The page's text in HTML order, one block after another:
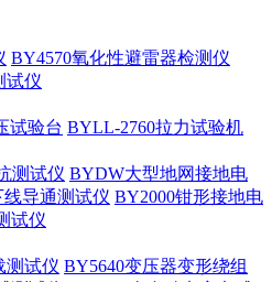
BY4570氧化性避雷器检测仪
试仪
试验台 BYLL-2760拉力试验机
测试仪 BYDW大型地网接地电
导通测试仪 BY2000钳形接地电
试仪
测试仪 BY5640变压器变形绕组